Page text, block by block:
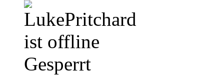
Gesperrt